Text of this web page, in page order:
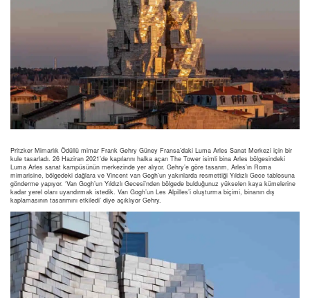
Pritzker Mimarlık Ödüllü mimar Frank Gehry Güney Fransa’daki Luma Arles Sanat Merkezi için bir
kule tasarladı. 26 Haziran 2021’de kapılarını halka açan The Tower isimli bina Arles bölgesindeki
Luma Arles sanat kampüsünün merkezinde yer alıyor. Gehry’e göre tasarım, Arles’ın Roma
mimarisine, bölgedeki dağlara ve Vincent van Gogh’un yakınlarda resmettiği Yıldızlı Gece tablosuna
gönderme yapıyor. ‘Van Gogh’un Yıldızlı Gecesi’nden bölgede bulduğunuz yükselen kaya kümelerine
kadar yerel olanı uyandırmak istedik. Van Gogh’un Les Alpilles’i oluşturma biçimi, binanın dış
kaplamasının tasarımını etkiledi’ diye açıklıyor Gehry.